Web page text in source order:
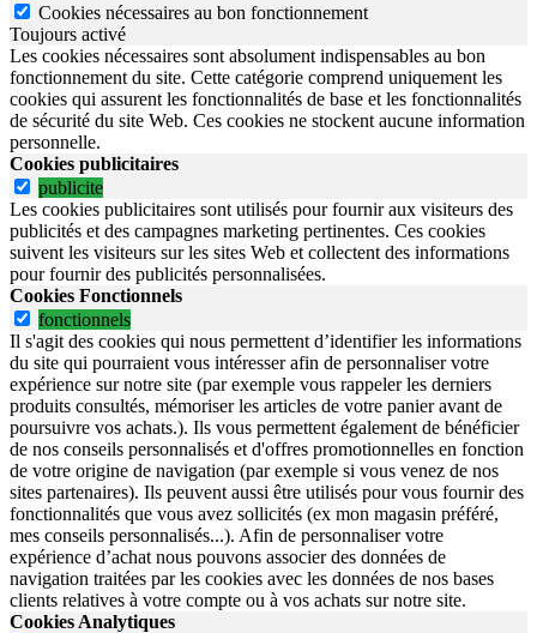
Cookies nécessaires au bon fonctionnement
Toujours activé
Les cookies nécessaires sont absolument indispensables au bon
fonctionnement du site. Cette catégorie comprend uniquement les
cookies qui assurent les fonctionnalités de base et les fonctionnalités
de sécurité du site Web. Ces cookies ne stockent aucune information
personnelle.
Cookies publicitaires
publicite
Les cookies publicitaires sont utilisés pour fournir aux visiteurs des
publicités et des campagnes marketing pertinentes. Ces cookies
suivent les visiteurs sur les sites Web et collectent des informations
pour fournir des publicités personnalisées.
Cookies Fonctionnels
fonctionnels
Il s'agit des cookies qui nous permettent d’identifier les informations
du site qui pourraient vous intéresser afin de personnaliser votre
expérience sur notre site (par exemple vous rappeler les derniers
produits consultés, mémoriser les articles de votre panier avant de
poursuivre vos achats.). Ils vous permettent également de bénéficier
de nos conseils personnalisés et d'offres promotionnelles en fonction
de votre origine de navigation (par exemple si vous venez de nos
sites partenaires). Ils peuvent aussi être utilisés pour vous fournir des
fonctionnalités que vous avez sollicités (ex mon magasin préféré,
mes conseils personnalisés...). Afin de personnaliser votre
expérience d’achat nous pouvons associer des données de
navigation traitées par les cookies avec les données de nos bases
clients relatives à votre compte ou à vos achats sur notre site.
Cookies Analytiques